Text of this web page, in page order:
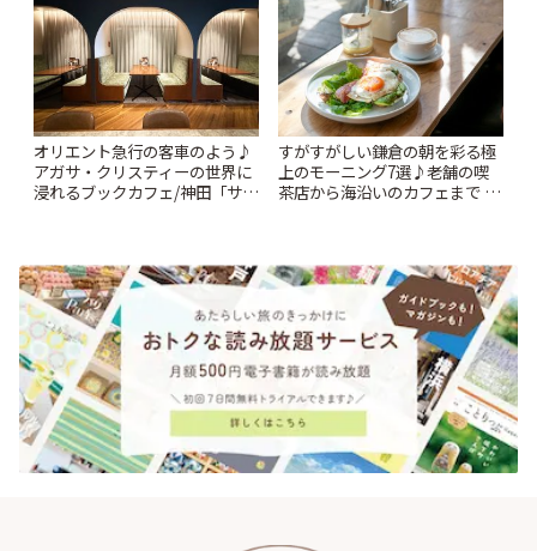
オリエント急行の客車のよう♪
アガサ・クリスティーの世界に
浸れるブックカフェ/神田「サロ
すがすがしい鎌倉の朝を彩る極
上のモーニング7選♪老舗の喫
茶店から海沿いのカフェまで |